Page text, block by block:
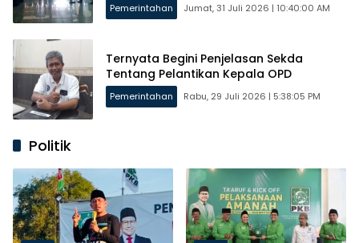
Pemerintahan Jumat, 31 Juli 2026 | 10:40:00 AM
Ternyata Begini Penjelasan Sekda
Tentang Pelantikan Kepala OPD
Pemerintahan Rabu, 29 Juli 2026 | 5:38:05 PM
Politik